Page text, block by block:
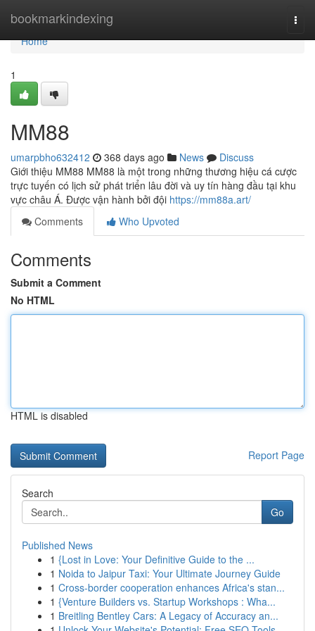
bookmarkindexing
Home
Home
1
MM88
umarpbho632412 368 days ago News
Discuss
Giới thiệu MM88 MM88 là một trong những thương hiệu cá cược
trực tuyến có lịch sử phát triển lâu đời và uy tín hàng đầu tại khu
vực châu Á. Được vận hành bởi đội https://mm88a.art/
Comments
Who Upvoted
Comments
Submit a Comment
No HTML
HTML is disabled
Report Page
Search
Go
Published News
1 {Lost in Love: Your Definitive Guide to the ...
1 Noida to Jaipur Taxi: Your Ultimate Journey Guide
1 Cross-border cooperation enhances Africa's stan...
1 {Venture Builders vs. Startup Workshops : Wha...
1 Breitling Bentley Cars: A Legacy of Accuracy an...